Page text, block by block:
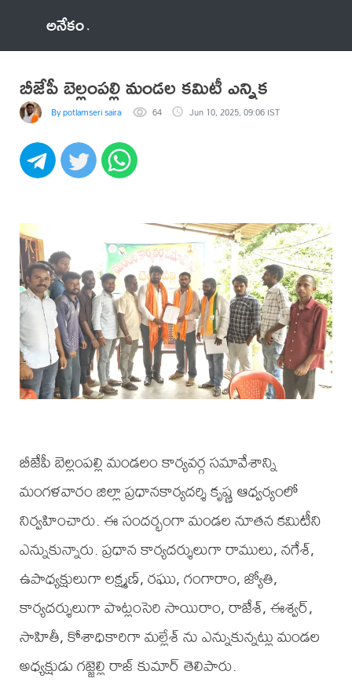
అనేకం
బీజేపీ బెల్లంపల్లి మండల కమిటీ ఎన్నిక
By potlamseri sairam 64 Jun 10, 2025, 09:06 IST
బీజేపీ బెల్లంపల్లి మండలం కార్యవర్గ సమావేశాన్ని
మంగళవారం జిల్లా ప్రధానకార్యదర్శి కృష్ణ ఆధ్వర్యంలో
నిర్వహించారు. ఈ సందర్భంగా మండల నూతన కమిటీని
ఎన్నుకున్నారు. ప్రధాన కార్యదర్శులుగా రాములు, నగేశ్,
ఉపాధ్యక్షులుగా లక్ష్మణ్, రఘు, గంగారాం, జ్యోతి,
కార్యదర్శులుగా పొట్లంసెరి సాయిరాం, రాజేశ్, ఈశ్వర్,
సాహితీ, కోశాధికారిగా మల్లేశ్ ను ఎన్నుకున్నట్లు మండల
అధ్యక్షుడు గజ్జెల్లి రాజ్ కుమార్ తెలిపారు.